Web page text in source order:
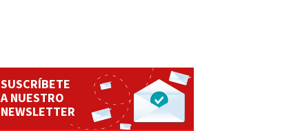
SUSCRÍBETE
A NUESTRO
NEWSLETTER